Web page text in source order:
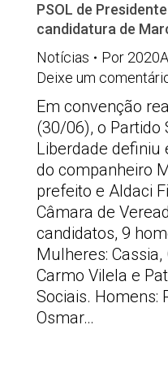
PSOL de
candidatura de
Notícias
Por
Deixe um
Em convenção
(30/06), o Partido
Liberdade definiu
do companheiro
prefeito e Aldaci
Câmara de
candidatos, 9
Mulheres: Cassia,
Carmo Vilela e
Sociais. Homens:
Osmar…